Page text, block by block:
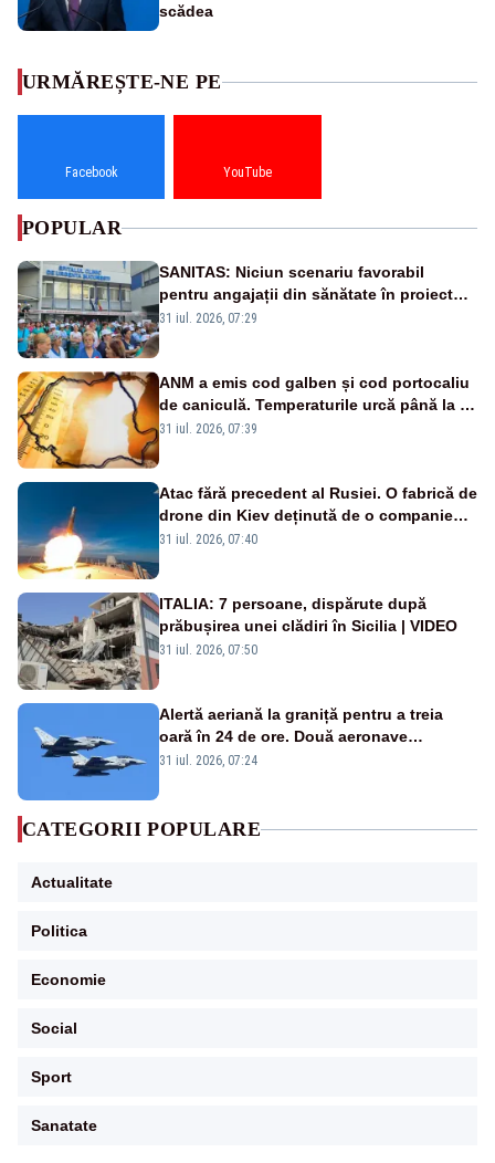
scădea
URMĂREȘTE-NE PE
Facebook YouTube
POPULAR
SANITAS: Niciun scenariu favorabil
pentru angajații din sănătate în proiectul
Legii salarizării
31 iul. 2026, 07:29
ANM a emis cod galben și cod portocaliu
de caniculă. Temperaturile urcă până la 38
de grade, iar nopțile devin tropicale
31 iul. 2026, 07:39
Atac fără precedent al Rusiei. O fabrică de
drone din Kiev deținută de o companie
americană, distrusă de o rachetă
31 iul. 2026, 07:40
ITALIA: 7 persoane, dispărute după
prăbușirea unei clădiri în Sicilia | VIDEO
31 iul. 2026, 07:50
Alertă aeriană la graniță pentru a treia
oară în 24 de ore. Două aeronave
Eurofighter britanice au fost ridicate de la
31 iul. 2026, 07:24
CATEGORII POPULARE
Actualitate
Politica
Economie
Social
Sport
Sanatate